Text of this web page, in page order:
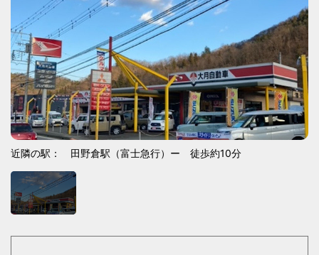
近隣の駅： 田野倉駅（富士急行）ー 徒歩約10分